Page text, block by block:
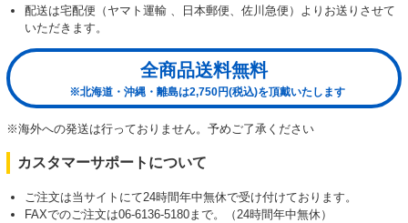
配送は宅配便（ヤマト運輸 、日本郵便、佐川急便）よりお送りさせて
いただきます。
全商品送料無料
※北海道・沖縄・離島は2,750円(税込)を頂戴いたします
※海外への発送は行っておりません。予めご了承ください
カスタマーサポートについて
ご注文は当サイトにて24時間年中無休で受け付けております。
FAXでのご注文は06-6136-5180まで。（24時間年中無休）